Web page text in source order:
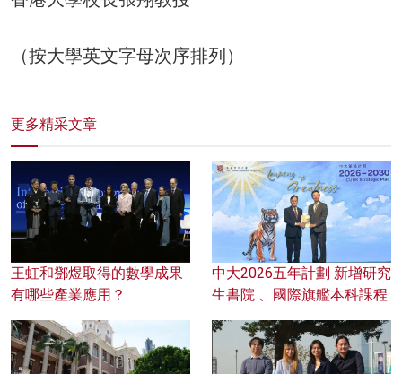
（按大學英文字母次序排列）
更多精采文章
王虹和鄧煜取得的數學成果
有哪些產業應用？
中大2026五年計劃 新增研究
生書院 、國際旗艦本科課程